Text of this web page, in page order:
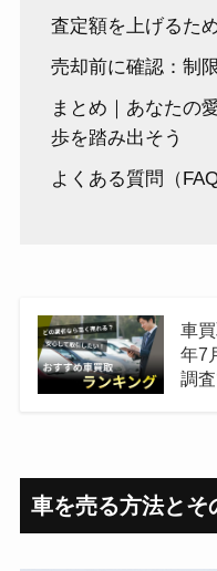
査定額を上げるた
売却前に確認：制
まとめ｜あなたの
歩を踏み出そう
よくある質問（FAQ
車
年7
調
車を売る方法とそ